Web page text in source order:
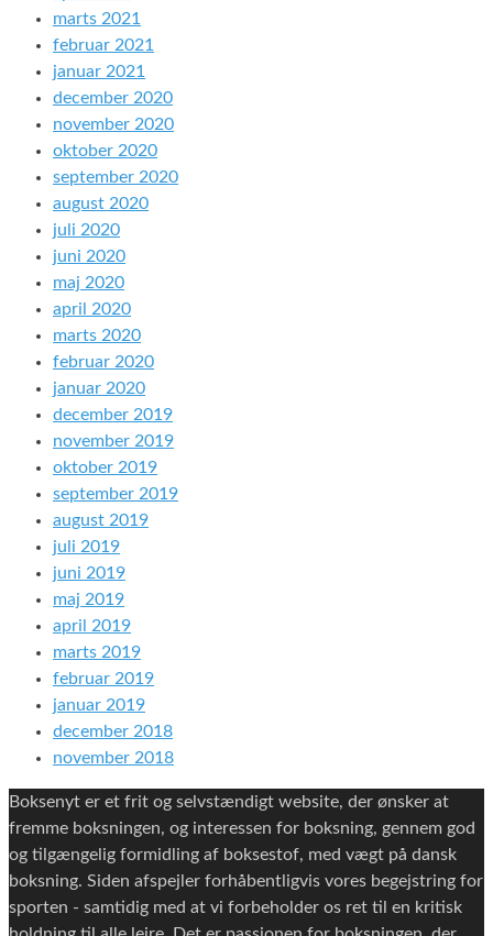
marts 2021
februar 2021
januar 2021
december 2020
november 2020
oktober 2020
september 2020
august 2020
juli 2020
juni 2020
maj 2020
april 2020
marts 2020
februar 2020
januar 2020
december 2019
november 2019
oktober 2019
september 2019
august 2019
juli 2019
juni 2019
maj 2019
april 2019
marts 2019
februar 2019
januar 2019
december 2018
november 2018
Boksenyt er et frit og selvstændigt website, der ønsker at
fremme boksningen, og interessen for boksning, gennem god
og tilgængelig formidling af boksestof, med vægt på dansk
boksning. Siden afspejler forhåbentligvis vores begejstring for
sporten - samtidig med at vi forbeholder os ret til en kritisk